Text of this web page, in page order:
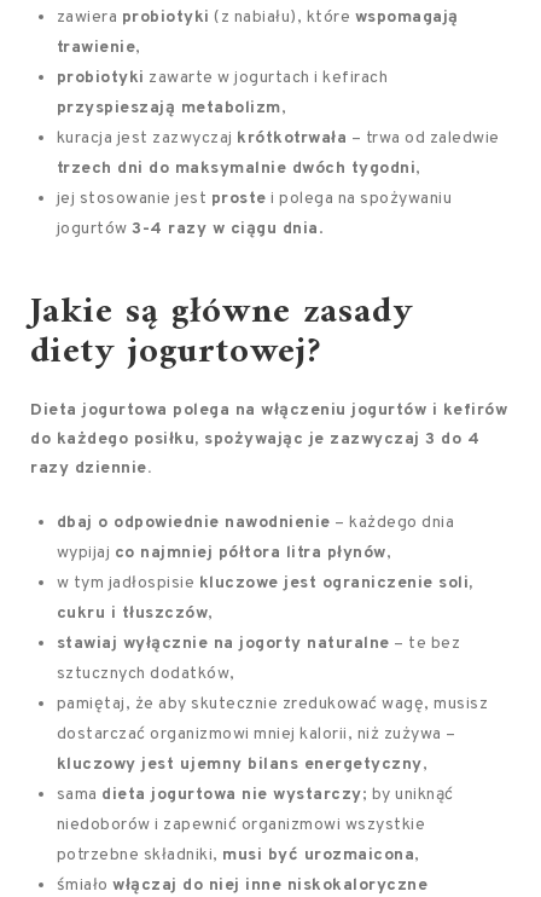
zawiera probiotyki (z nabiału), które wspomagają
trawienie,
probiotyki zawarte w jogurtach i kefirach
przyspieszają metabolizm,
kuracja jest zazwyczaj krótkotrwała – trwa od zaledwie
trzech dni do maksymalnie dwóch tygodni,
jej stosowanie jest proste i polega na spożywaniu
jogurtów 3-4 razy w ciągu dnia.
Jakie są główne zasady
diety jogurtowej?
Dieta jogurtowa polega na włączeniu jogurtów i kefirów
do każdego posiłku, spożywając je zazwyczaj 3 do 4
razy dziennie.
dbaj o odpowiednie nawodnienie – każdego dnia
wypijaj co najmniej półtora litra płynów,
w tym jadłospisie kluczowe jest ograniczenie soli,
cukru i tłuszczów,
stawiaj wyłącznie na jogorty naturalne – te bez
sztucznych dodatków,
pamiętaj, że aby skutecznie zredukować wagę, musisz
dostarczać organizmowi mniej kalorii, niż zużywa –
kluczowy jest ujemny bilans energetyczny,
sama dieta jogurtowa nie wystarczy; by uniknąć
niedoborów i zapewnić organizmowi wszystkie
potrzebne składniki, musi być urozmaicona,
śmiałowłączaj do niej inne niskokaloryczne